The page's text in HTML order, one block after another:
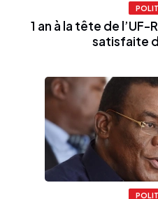
1 an à la tête de
satisfaite